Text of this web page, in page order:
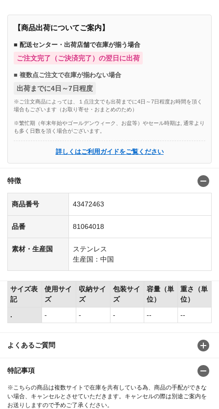
【商品出荷についてご案内】
■ 配送センター・出荷店舗で在庫が揃う場合
ご注文完了（ご決済完了）の翌日に出荷
■ 複数点ご注文で在庫が揃わない場合
出荷までに4日～7日程度
※ご注文商品によっては、１点注文でも出荷までに4日～7日程度お時間を頂く
場合もございます（お取り寄せ・おまとめのため）
※繁忙期（年末年始やゴールデンウィーク、お盆等）やセール時期は, 通常より
も多く日数を頂く場合がございます。
詳しくはご利用ガイドをご覧ください
特徴
商品番号 43472463
品番 81064018
素材・生産国
ステンレス
生産国：中国
よくあるご質問
特記事項
※こちらの商品は複数サイトで在庫を共有している為、商品の手配ができな
い場合、キャンセルとさせていただきます。キャンセルの際は別途ご案内を
お送りしますので予めご了承ください。
サイズ表
記
使用サイ
ズ
収納サイ
ズ
包装サイ
ズ
容量（単
位）
重さ（単
位）
.
- - - -- --